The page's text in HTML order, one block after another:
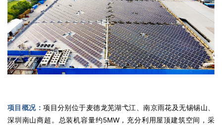
项目概况：项目分别位于麦德龙芜湖弋江、南京雨花及无锡锡山、
深圳南山商超。总装机容量约5MW，充分利用屋顶建筑空间，采